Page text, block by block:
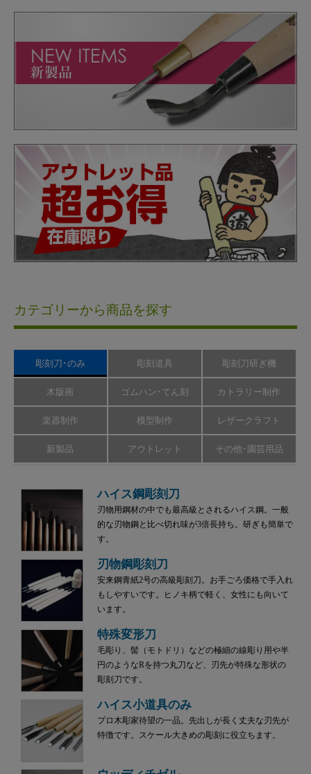
カテゴリーから商品を探す
彫刻刀･のみ 彫刻道具 彫刻刀研ぎ機
木版画 ゴムハン･てん刻 カトラリー制作
楽器制作 模型制作 レザークラフト
新製品 アウトレット その他･園芸用品
ハイス鋼彫刻刀
刃物用鋼材の中でも最高級とされるハイス鋼。一般
的な刃物鋼と比べ切れ味が3倍長持ち。研ぎも簡単で
す。
刃物鋼彫刻刀
安来鋼青紙2号の高級彫刻刀。お手ごろ価格で手入れ
もしやすいです。ヒノキ柄で軽く、女性にも向いて
います。
特殊変形刀
毛彫り、髻（モトドリ）などの極細の線彫り用や半
円のようなRを持つ丸刀など、刃先が特殊な形状の
彫刻刀です。
ハイス小道具のみ
プロ木彫家待望の一品。先出しが長く丈夫な刃先が
特徴です。スケール大きめの彫刻に役立ちます。